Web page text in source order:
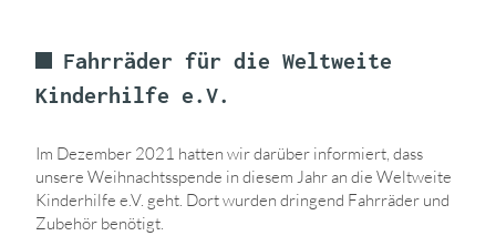
LEISTUNGEN
KARRIERE
KONTAKT
Fahrräder für die Weltweite
Kinderhilfe e.V.
Im Dezember 2021 hatten wir darüber informiert, dass
unsere Weihnachtsspende in diesem Jahr an die Weltweite
Kinderhilfe e.V. geht. Dort wurden dringend Fahrräder und
Zubehör benötigt.